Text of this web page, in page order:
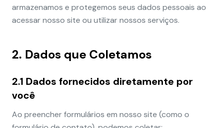
armazenamos e protegemos seus dados pessoais ao
acessar nosso site ou utilizar nossos serviços.
2. Dados que Coletamos
2.1 Dados fornecidos diretamente por
você
Ao preencher formulários em nosso site (como o